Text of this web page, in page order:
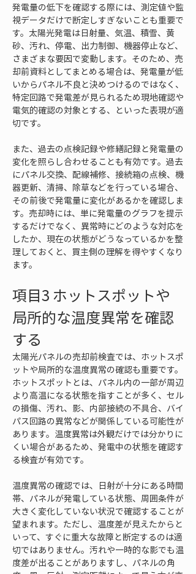
発電量の低下を確認する際には、測定値や監
視データだけで断定しすぎないことも重要で
す。太陽光発電は日射量、気温、積雪、黄
砂、汚れ、停電、出力制御、機器停止など、
さまざまな要因で変動します。そのため、売
却前資料としてまとめる場合は、発電量が低
いからパネル不良と決めつけるのではなく、
特定回路で発電差が見られるため現地確認や
電気的確認の対象とする、といった表現が適
切です。
また、過去の点検記録や修繕記録と発電量の
変化を照らし合わせることも有効です。過去
にパネル交換、配線補修、接続箱の点検、機
器更新、清掃、除草などを行っている場合、
その前後で発電量に変化があるかを確認しま
す。売却時には、単に発電量のグラフを提示
するだけでなく、異常時にどのような対応を
したか、現在の状態がどうなっているかを整
理しておくと、買主側の理解を得やすくなり
ます。
項目3 ホットスポットや
局所的な温度異常を確認
する
太陽光パネルの売却前検査では、ホットスポ
ットや局所的な温度異常の確認も重要です。
ホットスポットとは、パネル内の一部が周辺
より高温になる状態を指すことが多く、セル
の損傷、汚れ、影、内部接続の不具合、バイ
パス回路の異常などが関係している可能性が
あります。温度異常は外観だけでは分かりに
くい場合があるため、発電中の状態を確認す
る検査が有効です。
温度異常の確認では、日射が十分にある時間
帯、パネルが発電している状態、周囲条件が
大きく変化していない状況で確認することが
望まれます。ただし、温度差が見えたからと
いって、すぐに重大な故障と断定するのは適
切ではありません。汚れや一時的な影でも温
度差が出ることがありますし、パネルの角